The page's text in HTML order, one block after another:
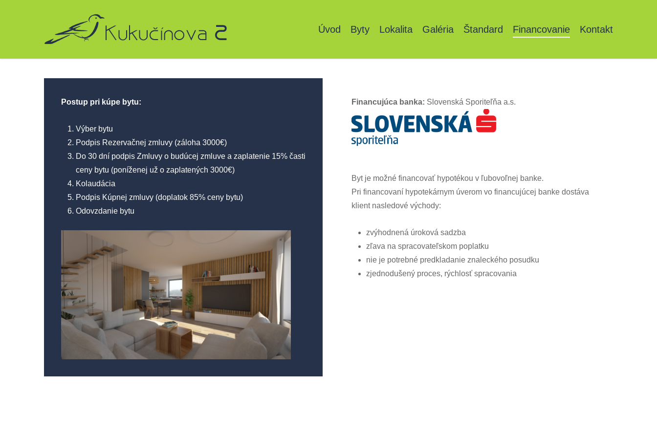
Úvod Byty Lokalita Galéria Štandard Financovanie Kontakt
Postup pri kúpe bytu:
Výber bytu
Podpis Rezervačnej zmluvy (záloha 3000€)
Do 30 dní podpis Zmluvy o budúcej zmluve a zaplatenie 15% časti
ceny bytu (poníženej už o zaplatených 3000€)
Kolaudácia
Podpis Kúpnej zmluvy (doplatok 85% ceny bytu)
Odovzdanie bytu
Financujúca banka: Slovenská Sporiteľňa a.s.
Byt je možné financovať hypotékou v ľubovoľnej banke.
Pri financovaní hypotekárnym úverom vo financujúcej banke dostáva
klient nasledové východy:
zvýhodnená úroková sadzba
zľava na spracovateľskom poplatku
nie je potrebné predkladanie znaleckého posudku
zjednodušený proces, rýchlosť spracovania